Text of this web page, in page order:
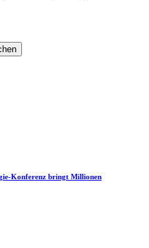
Konferenz bringt Millionen